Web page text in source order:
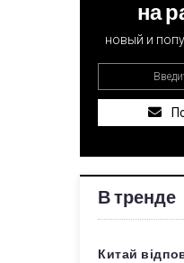
на
новый и
В тренде
Китай